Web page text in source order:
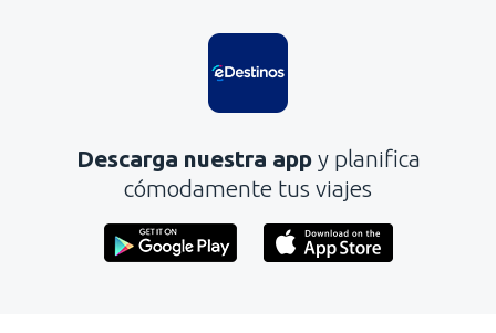
Descarga nuestra app y planifica
cómodamente tus viajes